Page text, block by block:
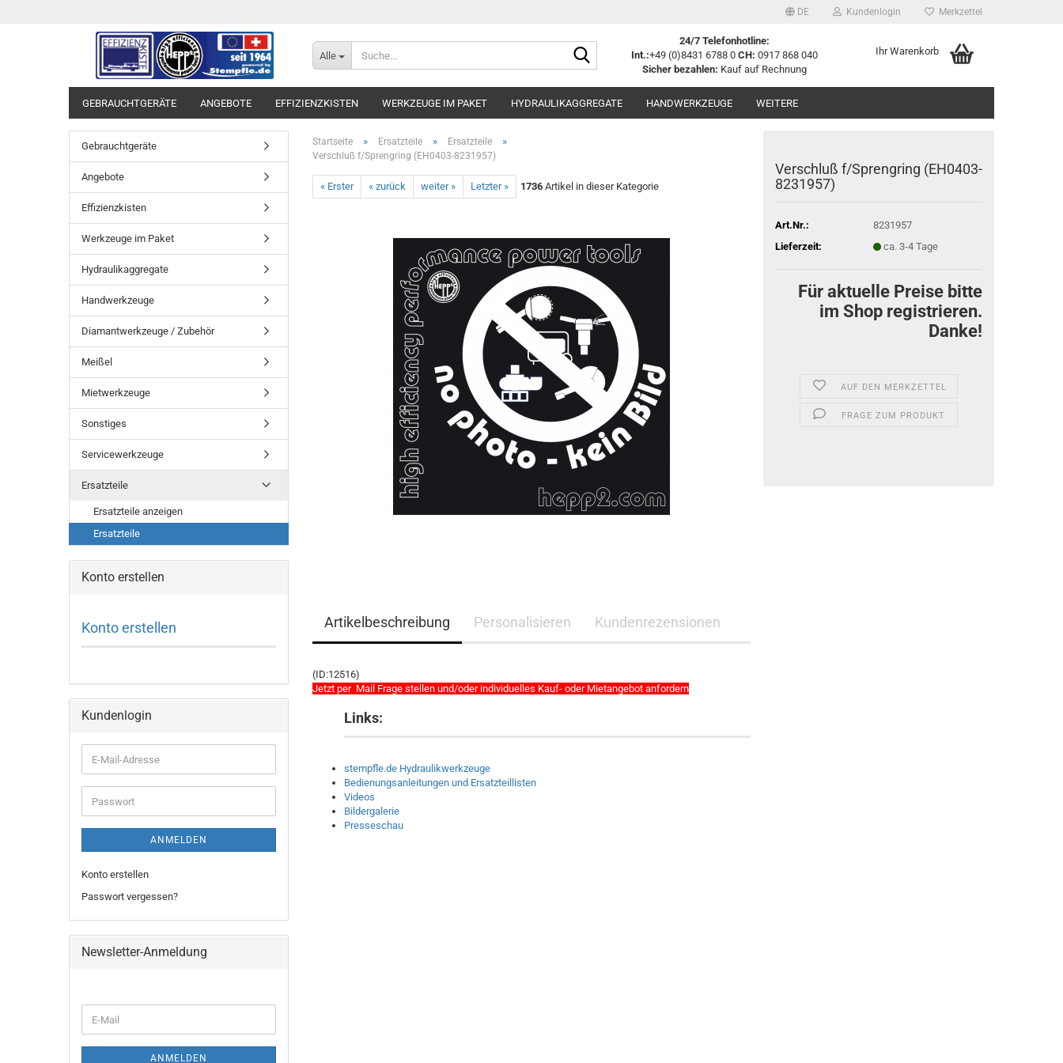
DE Kundenlogin Merkzettel
Alle
24/7 Telefonhotline:
Int.:+49 (0)8431 6788 0 CH: 0917 868 040
Sicher bezahlen: Kauf auf Rechnung
Ihr Warenkorb
GEBRAUCHTGERÄTE ANGEBOTE EFFIZIENZKISTEN WERKZEUGE IM PAKET HYDRAULIKAGGREGATE HANDWERKZEUGE WEITERE
Startseite » Ersatzteile » Ersatzteile »
Verschluß f/Sprengring (EH0403-8231957)
« Erster « zurück weiter » Letzter » 1736Artikel in dieser Kategorie
Verschluß f/Sprengring (EH0403-
8231957)
Art.Nr.:
8231957
Lieferzeit:
ca. 3-4 Tage
Für aktuelle Preise bitte
im Shop registrieren.
Danke!
AUF DEN MERKZETTEL
FRAGE ZUM PRODUKT
Artikelbeschreibung Personalisieren Kundenrezensionen
(ID:12516)
Jetzt per Mail Frage stellen und/oder individuelles Kauf- oder Mietangebot anfordern
Links:
stempfle.de Hydraulikwerkzeuge
Bedienungsanleitungen und Ersatzteillisten
Videos
Bildergalerie
Presseschau
Gebrauchtgeräte
Angebote
Effizienzkisten
Werkzeuge im Paket
Hydraulikaggregate
Handwerkzeuge
Diamantwerkzeuge / Zubehör
Meißel
Mietwerkzeuge
Sonstiges
Servicewerkzeuge
Ersatzteile
Ersatzteile anzeigen
Ersatzteile
Konto erstellen
Konto erstellen
Kundenlogin
E-
Mail-
Adresse
Passwort
ANMELDEN
Konto erstellen
Passwort vergessen?
Newsletter-Anmeldung
ZUR
E-
Mail
ANMELDEN